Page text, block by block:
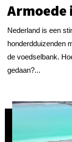
Armoede
Nederland is een
honderdduizenden
de voedselbank.
gedaan?...